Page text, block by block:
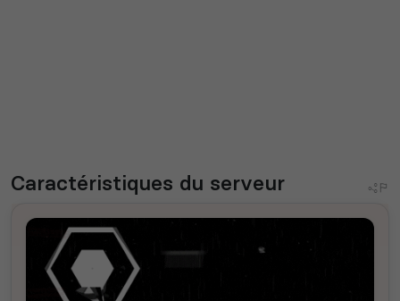
Caractéristiques du serveur